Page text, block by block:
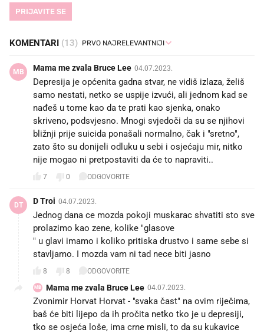
PRIJAVITE SE
KOMENTARI (13)
MB Mama me zvala Bruce Lee 04.07.2023.
Depresija je općenita gadna stvar, ne vidiš izlaza, želiš
samo nestati, netko se uspije izvući, ali jednom kad se
nađeš u tome kao da te prati kao sjenka, onako
skriveno, podsvjesno. Mnogi svjedoči da su se njihovi
bližnji prije suicida ponašali normalno, čak i "sretno",
zato što su donijeli odluku u sebi i osjećaju mir, nitko
nije mogao ni pretpostaviti da će to napraviti..
7 0 ODGOVORITE
DT D Troi 04.07.2023.
Jednog dana ce mozda pokoji muskarac shvatiti sto sve
prolazimo kao zene, kolike "glasove
" u glavi imamo i koliko pritiska drustvo i same sebe si
stavljamo. I mozda vam ni tad nece biti jasno
8 8 ODGOVORITE
MB Mama me zvala Bruce Lee 04.07.2023.
Zvonimir Horvat Horvat - "svaka čast" na ovim riječima,
baš će biti lijepo da ih pročita netko tko je u depresiji,
tko se osjeća loše, ima crne misli, to da su kukavice